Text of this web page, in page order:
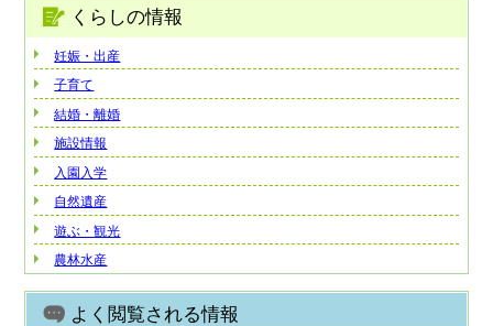
くらしの情報
妊娠・出産
子育て
結婚・離婚
施設情報
入園入学
自然遺産
遊ぶ・観光
農林水産
よく閲覧される情報